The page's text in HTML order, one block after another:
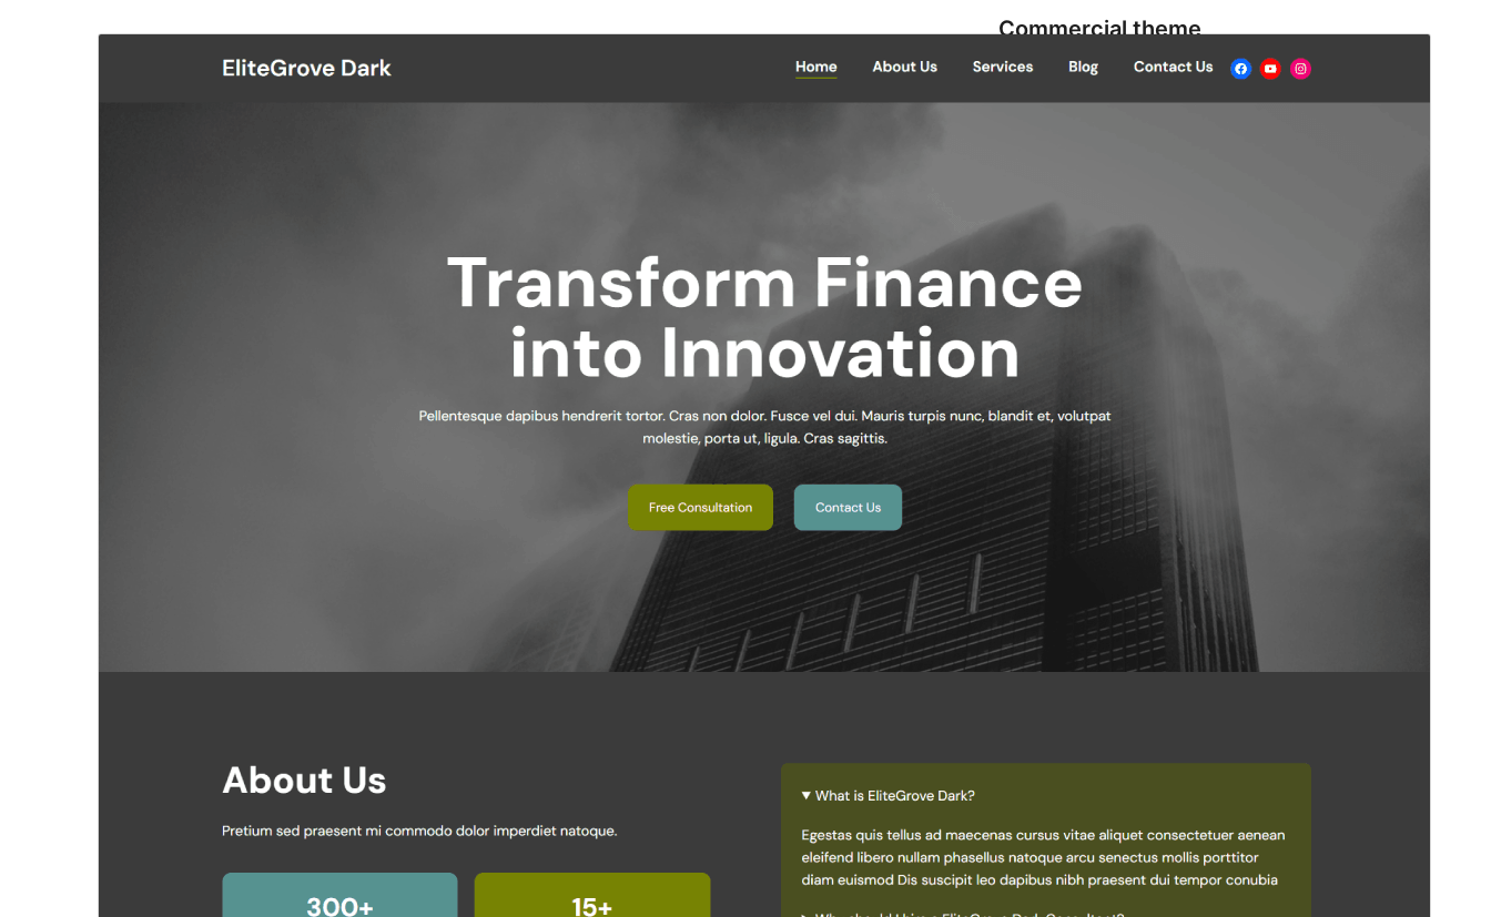
Commercial theme
This theme is free but offers additional paid
Verzió
Last updated
WordPress version
PHP version